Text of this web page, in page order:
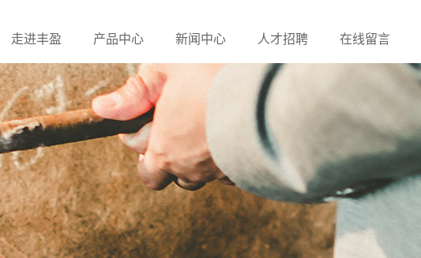
走进丰盈 产品中心 新闻中心 人才招聘 在线留言